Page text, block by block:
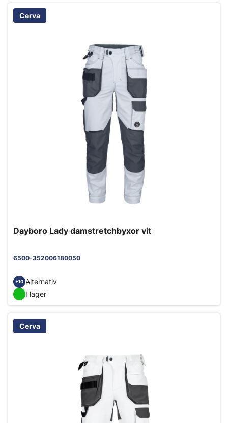
Cerva
Dayboro Lady damstretchbyxor vit
6500-352006180050
+10 Alternativ
I lager
Cerva